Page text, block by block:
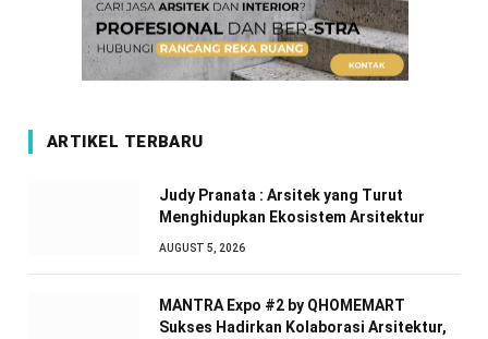
ARTIKEL TERBARU
Judy Pranata : Arsitek yang Turut
Menghidupkan Ekosistem Arsitektur
AUGUST 5, 2026
MANTRA Expo #2 by QHOMEMART
Sukses Hadirkan Kolaborasi Arsitektur,